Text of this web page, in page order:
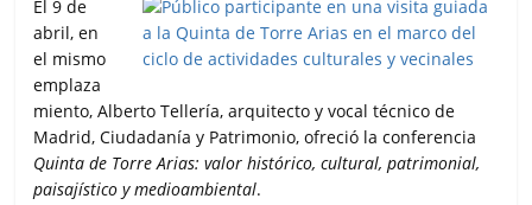
El 9 de
abril, en
el mismo
emplaza
miento, Alberto Tellería, arquitecto y vocal técnico de
Madrid, Ciudadanía y Patrimonio, ofreció la conferencia
Quinta de Torre Arias: valor histórico, cultural, patrimonial,
paisajístico y medioambiental.